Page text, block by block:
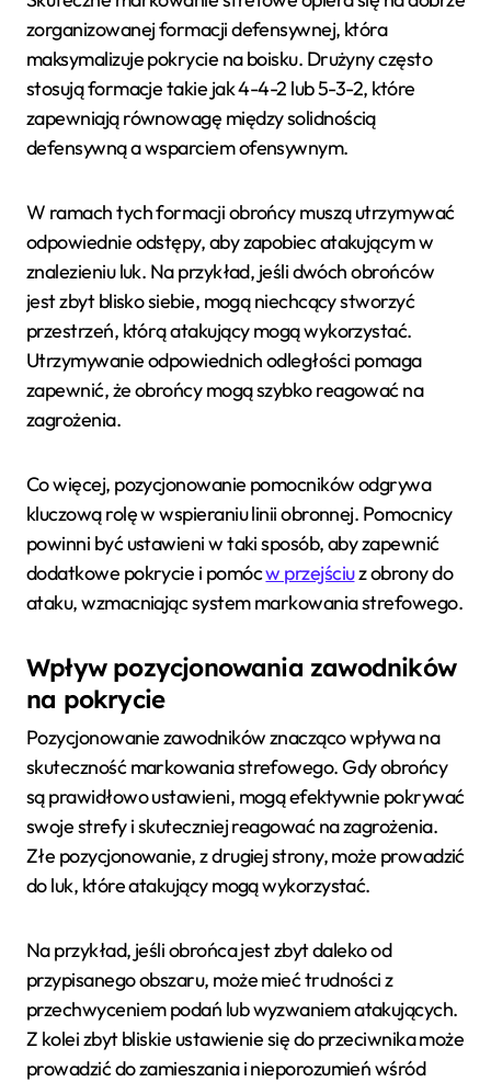
zorganizowanej formacji defensywnej, która
maksymalizuje pokrycie na boisku. Drużyny często
stosują formacje takie jak 4-4-2 lub 5-3-2, które
zapewniają równowagę między solidnością
defensywną a wsparciem ofensywnym.
W ramach tych formacji obrońcy muszą utrzymywać
odpowiednie odstępy, aby zapobiec atakującym w
znalezieniu luk. Na przykład, jeśli dwóch obrońców
jest zbyt blisko siebie, mogą niechcący stworzyć
przestrzeń, którą atakujący mogą wykorzystać.
Utrzymywanie odpowiednich odległości pomaga
zapewnić, że obrońcy mogą szybko reagować na
zagrożenia.
Co więcej, pozycjonowanie pomocników odgrywa
kluczową rolę w wspieraniu linii obronnej. Pomocnicy
powinni być ustawieni w taki sposób, aby zapewnić
dodatkowe pokrycie i pomócw przejściuz obrony do
ataku, wzmacniając system markowania strefowego.
Wpływ pozycjonowania zawodników
na pokrycie
Pozycjonowanie zawodników znacząco wpływa na
skuteczność markowania strefowego. Gdy obrońcy
są prawidłowo ustawieni, mogą efektywnie pokrywać
swoje strefy i skuteczniej reagować na zagrożenia.
Złe pozycjonowanie, z drugiej strony, może prowadzić
do luk, które atakujący mogą wykorzystać.
Na przykład, jeśli obrońca jest zbyt daleko od
przypisanego obszaru, może mieć trudności z
przechwyceniem podań lub wyzwaniem atakujących.
Z kolei zbyt bliskie ustawienie się do przeciwnika może
prowadzić do zamieszania i nieporozumień wśród